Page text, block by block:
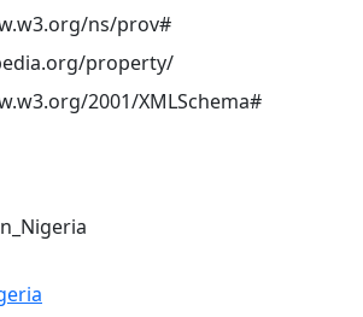
ns/prov#
property/
2001/XMLSchema#